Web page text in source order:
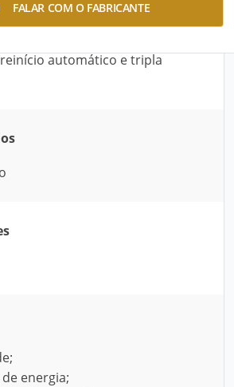
FALAR COM O FABRICANTE
pouco ruído. Possui
automático e tripla
energia;